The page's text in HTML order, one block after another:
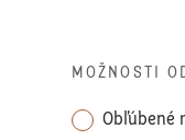
MOŽNOSTI
Obľúbené